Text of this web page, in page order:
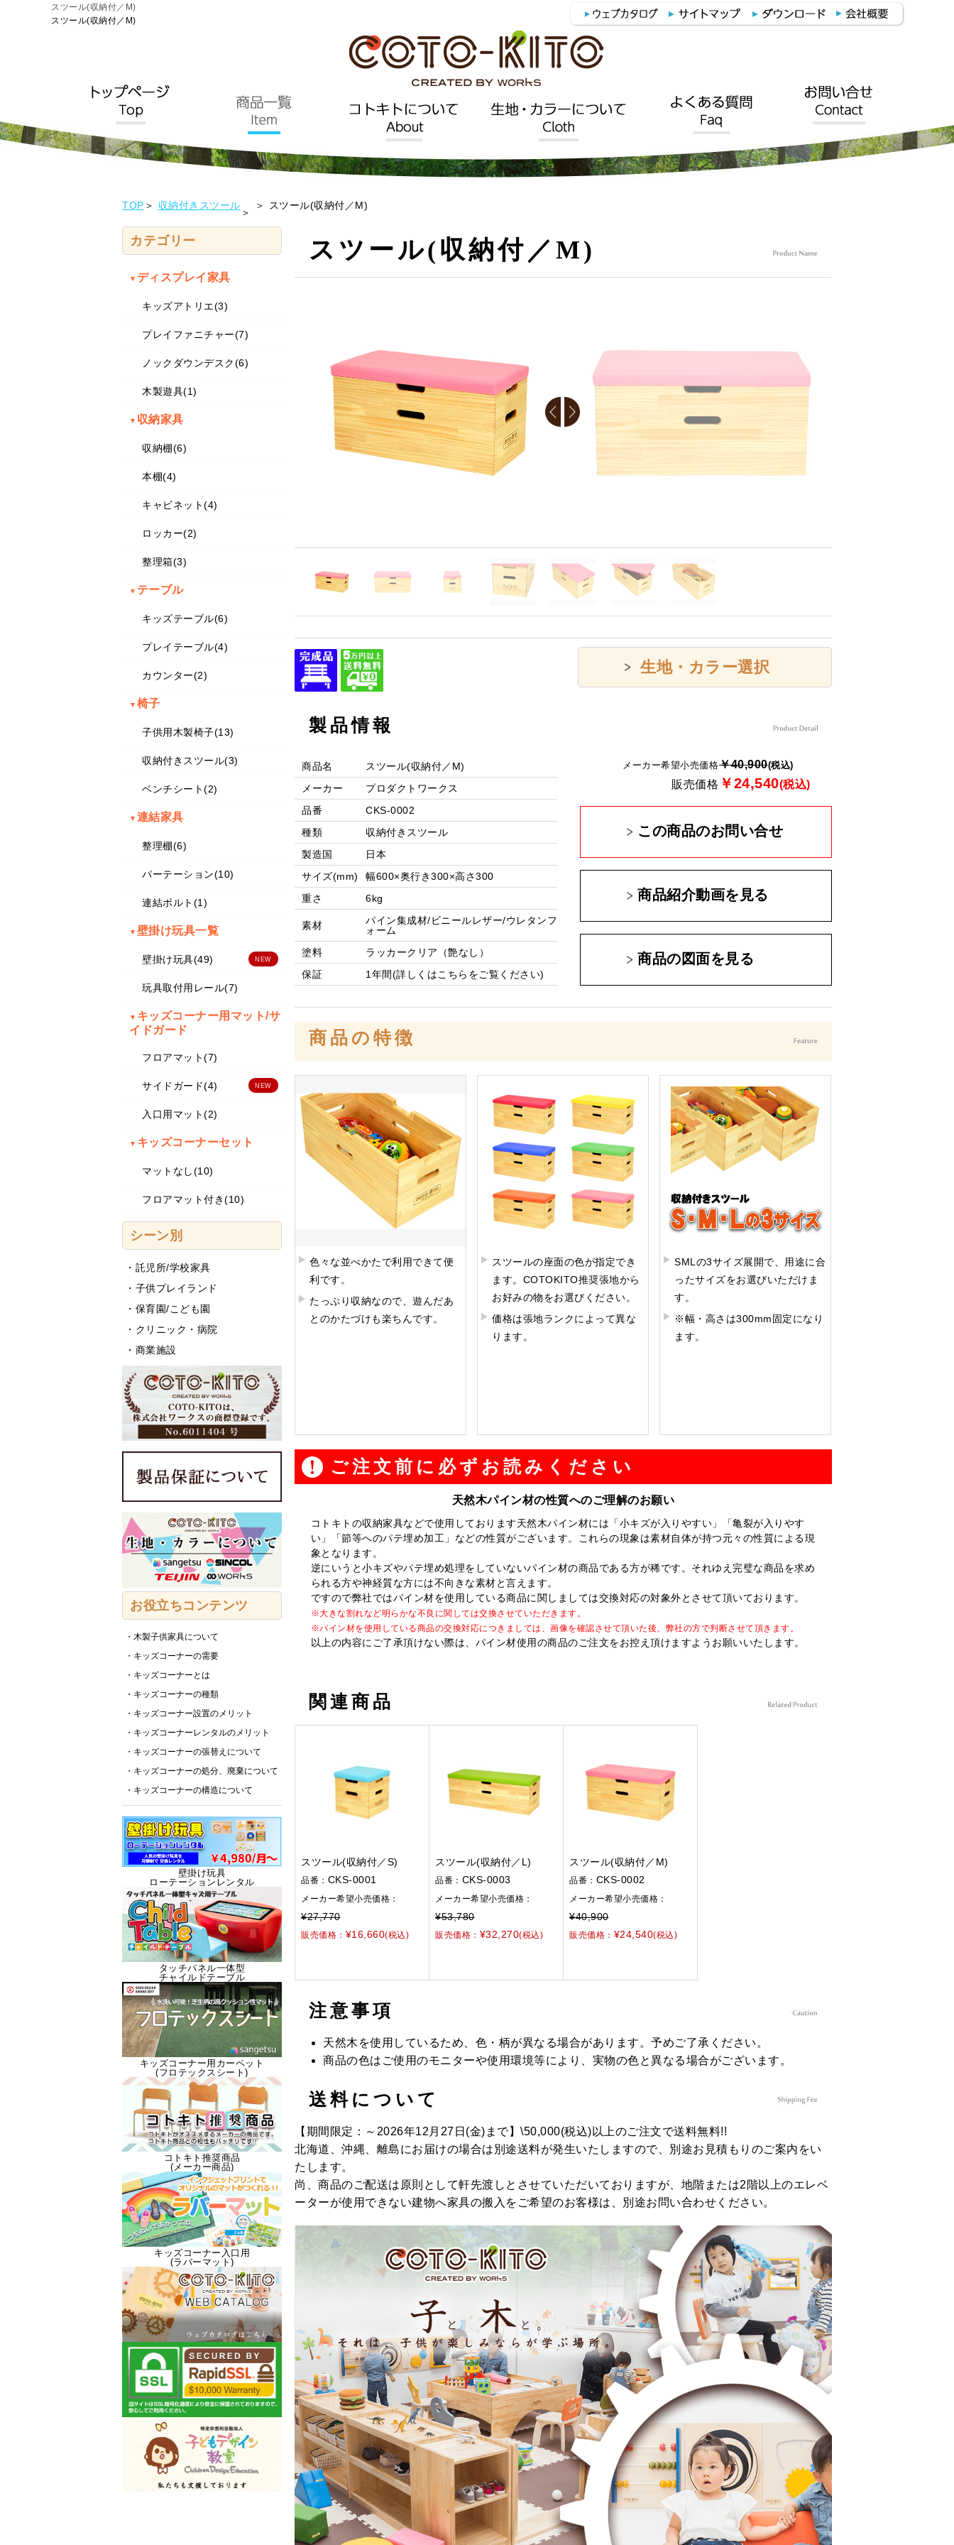
スツール(収納付／M)
スツール(収納付／M)
TOP 収納付きスツール スツール(収納付／M)
カテゴリー
▼ ディスプレイ家具
キッズアトリエ(3)
プレイファニチャー(7)
ノックダウンデスク(6)
木製遊具(1)
▼ 収納家具
収納棚(6)
本棚(4)
キャビネット(4)
ロッカー(2)
整理箱(3)
▼ テーブル
キッズテーブル(6)
プレイテーブル(4)
カウンター(2)
▼ 椅子
子供用木製椅子(13)
収納付きスツール(3)
ベンチシート(2)
▼ 連結家具
整理棚(6)
パーテーション(10)
連結ボルト(1)
▼ 壁掛け玩具一覧
NEW
壁掛け玩具(49)
玩具取付用レール(7)
▼ キッズコーナー用マット/サ
イドガード
フロアマット(7)
NEW
サイドガード(4)
入口用マット(2)
▼ キッズコーナーセット
マットなし(10)
フロアマット付き(10)
シーン別
・ 託児所/学校家具
・ 子供プレイランド
・ 保育園/こども園
・ クリニック・病院
・ 商業施設
お役立ちコンテンツ
・木製子供家具について
・キッズコーナーの需要
・キッズコーナーとは
・キッズコーナーの種類
・キッズコーナー設置のメリット
・キッズコーナーレンタルのメリット
・キッズコーナーの張替えについて
・キッズコーナーの処分、廃棄について
・キッズコーナーの構造について
壁掛け玩具
ローテーションレンタル
タッチパネル一体型
チャイルドテーブル
キッズコーナー用カーペット
(フロテックスシート)
コトキト推奨商品
(メーカー商品)
キッズコーナー入口用
(ラバーマット)
スツール(収納付／M)
生地・カラー選択
製品情報
商品名
スツール(収納付／M)
メーカー
プロダクトワークス
品番
CKS-0002
種類
収納付きスツール
製造国
日本
サイズ(mm)
幅600×奥行き300×高さ300
重さ
6kg
素材
パイン集成材/ビニールレザー/ウレタンフ
ォーム
塗料
ラッカークリア（艶なし）
保証
1年間(詳しくはこちら をご覧ください)
メーカー希望小売価格￥40,900(税込)
販売価格 ￥24,540(税込)
この商品のお問い合せ
商品紹介動画を見る
商品の図面を見る
商品の特徴
色々な並べかたで利用できて便
利です。
たっぷり収納なので、遊んだあ
とのかたづけも楽ちんです。
スツールの座面の色が指定でき
ます。COTOKITO推奨張地から
お好みの物をお選びください。
価格は張地ランクによって異な
ります。
SMLの3サイズ展開で、用途に合
ったサイズをお選びいただけま
す。
※幅・高さは300mm固定になり
ます。
ご注文前に必ずお読みください
天然木パイン材の性質へのご理解のお願い
コトキトの収納家具などで使用しております天然木パイン材には「小キズが入りやすい」「亀裂が入りやす
い」「節等へのパテ埋め加工」などの性質がございます。これらの現象は素材自体が持つ元々の性質による現
象となります。
逆にいうと小キズやパテ埋め処理をしていないパイン材の商品である方が稀です。それゆえ完璧な商品を求め
られる方や神経質な方には不向きな素材と言えます。
ですので弊社ではパイン材を使用している商品に関しましては交換対応の対象外とさせて頂いております。
※大きな割れなど明らかな不良に関しては交換させていただきます。
※パイン材を使用している商品の交換対応につきましては、画像を確認させて頂いた後、弊社の方で判断させて頂きます。
以上の内容にご了承頂けない際は、パイン材使用の商品のご注文をお控え頂けますようお願いいたします。
関連商品
スツール(収納付／S)
品番： CKS-0001
メーカー希望小売価格：
¥27,770
販売価格： ¥16,660(税込)
スツール(収納付／L)
品番： CKS-0003
メーカー希望小売価格：
¥53,780
販売価格： ¥32,270(税込)
スツール(収納付／M)
品番： CKS-0002
メーカー希望小売価格：
¥40,900
販売価格： ¥24,540(税込)
注意事項
天然木を使用しているため、色・柄が異なる場合があります。予めご了承ください。
商品の色はご使用のモニターや使用環境等により、実物の色と異なる場合がございます。
送料について
【期間限定：～2026年12月27日(金)まで】\50,000(税込)以上のご注文で送料無料!!
北海道、沖縄、離島にお届けの場合は別途送料が発生いたしますので、別途お見積もりのご案内をい
たします。
尚、商品のご配送は原則として軒先渡しとさせていただいておりますが、地階または2階以上のエレベ
ーターが使用できない建物へ家具の搬入をご希望のお客様は、別途お問い合わせください。